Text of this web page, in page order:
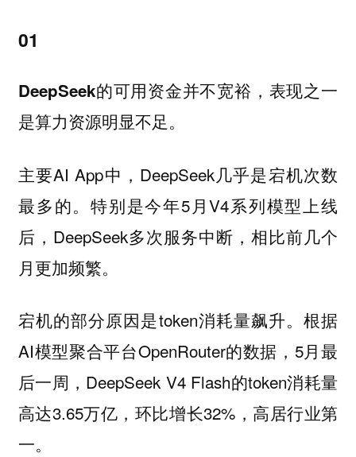
01
DeepSeek的可用资金并不宽裕， 表现之一
是算力资源明显不足。
主要AI App中，DeepSeek几乎是宕机次数
最多的。特别是今年5月V4系列模型上线
后，DeepSeek多次服务中断，相比前几个
月更加频繁。
宕机的部分原因是token消耗量飙升。根据
AI模型聚合平台OpenRouter的数据，5月最
后一周，DeepSeek V4 Flash的token消耗量
高达3.65万亿，环比增长32%，高居行业第
一。